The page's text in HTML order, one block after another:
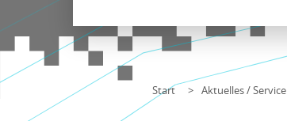
Start Aktuelles / Service